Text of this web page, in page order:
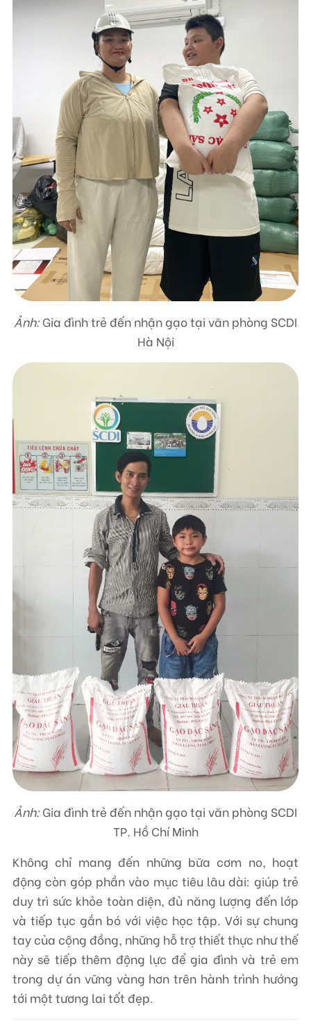
Ảnh: Gia đình trẻ đến nhận gạo tại văn phòng SCDI
Hà Nội
Ảnh: Gia đình trẻ đến nhận gạo tại văn phòng SCDI
TP. Hồ Chí Minh
Không chỉ mang đến những bữa cơm no, hoạt
động còn góp phần vào mục tiêu lâu dài: giúp trẻ
duy trì sức khỏe toàn diện, đủ năng lượng đến lớp
và tiếp tục gắn bó với việc học tập. Với sự chung
tay của cộng đồng, những hỗ trợ thiết thực như thế
này sẽ tiếp thêm động lực để gia đình và trẻ em
trong dự án vững vàng hơn trên hành trình hướng
tới một tương lai tốt đẹp.